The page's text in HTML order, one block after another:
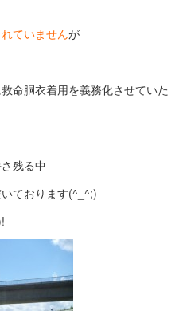
ていませんが
命胴衣着用を義務化させていた
残る中
ております(^_^;)